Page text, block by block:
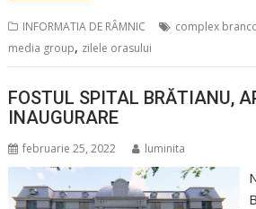
INFORMATIA DE RÂMNIC complex
media group, zilele orasului
FOSTUL SPITAL BRĂTIANU,
INAUGURARE
februarie 25, 2022 luminita